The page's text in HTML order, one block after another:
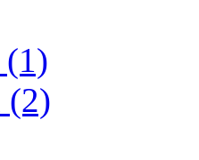
(1)
(2)